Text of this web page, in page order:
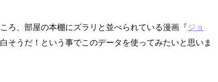
ろ、部屋の本棚にズラリと並べられている漫画『ジョ
そうだ！という事でこのデータを使ってみたいと思いま